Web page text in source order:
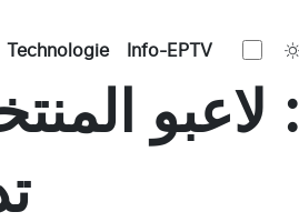
Technologie Info-EPTV
مونديال-2026: